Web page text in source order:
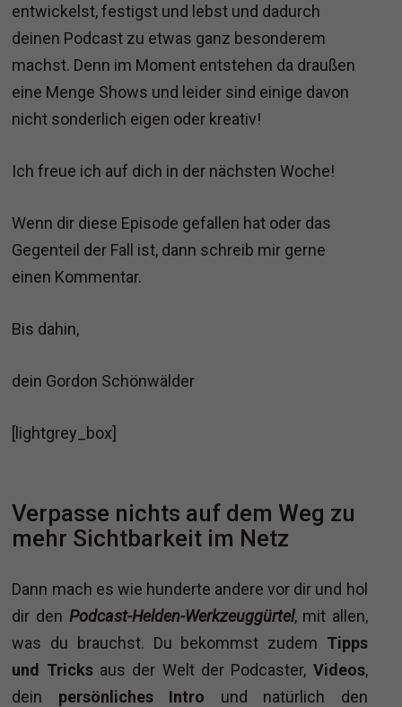
entwickelst, festigst und lebst und dadurch
deinen Podcast zu etwas ganz besonderem
machst. Denn im Moment entstehen da draußen
eine Menge Shows und leider sind einige davon
nicht sonderlich eigen oder kreativ!
Ich freue ich auf dich in der nächsten Woche!
Wenn dir diese Episode gefallen hat oder das
Gegenteil der Fall ist, dann schreib mir gerne
einen Kommentar.
Bis dahin,
dein Gordon Schönwälder
[lightgrey_box]
Verpasse nichts auf dem Weg zu
mehr Sichtbarkeit im Netz
Dann mach es wie hunderte andere vor dir und hol
dir den Podcast-Helden-Werkzeuggürtel, mit allen,
was du brauchst. Du bekommst zudem Tipps
und Tricksaus der Welt der Podcaster, Videos,
dein persönliches Intro und natürlich den